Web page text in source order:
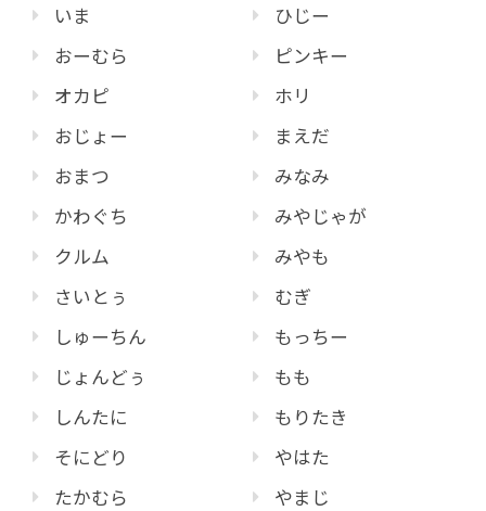
いま
おーむら
オカピ
おじょー
おまつ
かわぐち
クルム
さいとぅ
しゅーちん
じょんどぅ
しんたに
そにどり
たかむら
ひじー
ピンキー
ホリ
まえだ
みなみ
みやじゃが
みやも
むぎ
もっちー
もも
もりたき
やはた
やまじ